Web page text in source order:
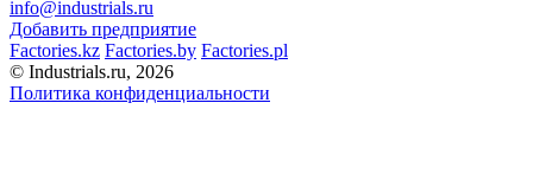
info@industrials.ru
Добавить предприятие
Factories.kz Factories.by Factories.pl
© Industrials.ru, 2026
Политика конфиденциальности